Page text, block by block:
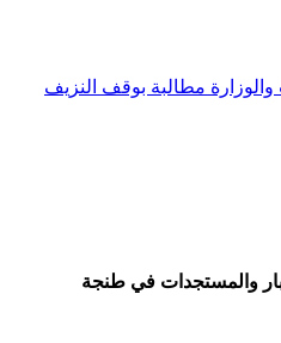
والمستجدات في طنجة